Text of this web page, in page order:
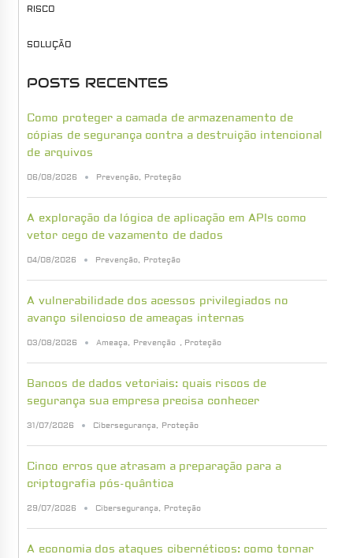
RISCO
SOLUÇÃO
POSTS RECENTES
Como proteger a camada de armazenamento de
cópias de segurança contra a destruição intencional
de arquivos
06/08/2026 Prevenção Proteção
A exploração da lógica de aplicação em APIs como
vetor cego de vazamento de dados
04/08/2026 Prevenção Proteção
A vulnerabilidade dos acessos privilegiados no
avanço silencioso de ameaças internas
03/08/2026 Ameaça Prevenção Proteção
Bancos de dados vetoriais: quais riscos de
segurança sua empresa precisa conhecer
31/07/2026 Cibersegurança Proteção
Cinco erros que atrasam a preparação para a
criptografia pós-quântica
29/07/2026 Cibersegurança Proteção
A economia dos ataques cibernéticos: como tornar